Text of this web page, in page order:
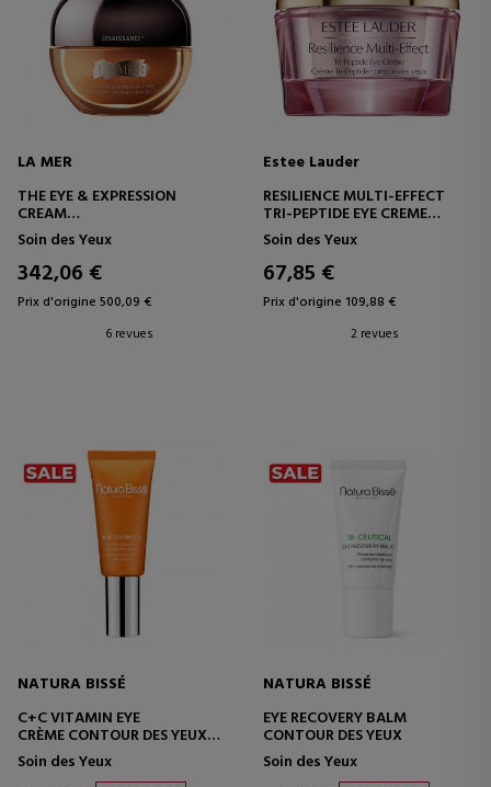
LA MER
THE EYE & EXPRESSION
CREAM
CONTOUR DES YEUX ET DES
LÈVRES
Soin des Yeux
342,06 €
Prix d'origine 500,09 €
6 revues
Estee Lauder
RESILIENCE MULTI-EFFECT
TRI-PEPTIDE EYE CREME
SOIN CONTOUR DES YEUX
Soin des Yeux
67,85 €
Prix d'origine 109,88 €
2 revues
NATURA BISSÉ
C+C VITAMIN EYE
CRÈME CONTOUR DES YEUX
ANTI-STRESS AU GINSENG
Soin des Yeux
NATURA BISSÉ
EYE RECOVERY BALM
CONTOUR DES YEUX
Soin des Yeux